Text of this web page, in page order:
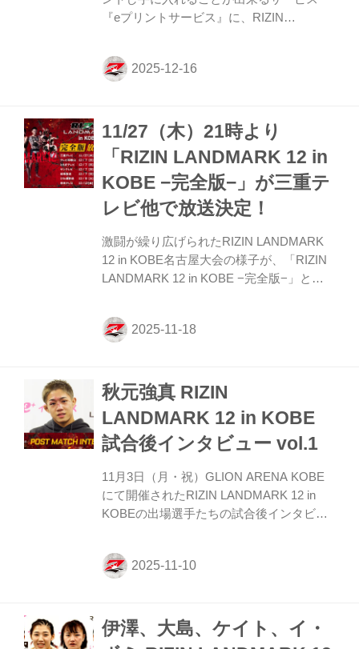
『eプリントサービス』に、RIZIN
種）が新登場！ 是非、お近くのコンビニ
で、様々なコンテンツをプリントしよう！
ラマン撮影による試合写真が写真紙L判、
2L判で印刷可能に！ 販売サイズ / 価格 サイ
ズ 料金 コンテンツ番号 写真紙L判 300円
RZN11000 写真紙2L判 500円 販売方法：ラ
ンダム式 販売期間：2025年12月28日
（日）23:59まで RIZIN LAN...
11/27（木）21時より
「RIZIN LANDMARK 12 in
KOBE −完全版−」が三重テ
レビ他で放送決定！
激闘が繰り広げられたRIZIN LANDMARK
12 in KOBE名古屋大会の様子が、「RIZIN
LANDMARK 12 in KOBE −完全版−」とし
イムで見た方も、見逃してしまった方も、
「RIZIN LANDMARK 12 in KOBE −完全版
11/27(木) 21:00〜21:55 三重テレビ放送
12/7(日) 14:00～14:55 テレビ和歌山
12/7(日) 19:00～19:55 とちぎテレビ
https://www.tochig...
秋元強真 RIZIN
LANDMARK 12 in KOBE
試合後インタビュー vol.1
11月3日（月・祝）GLION ARENA KOBE
にて開催されたRIZIN LANDMARK 12 in
KOBEの出場選手たちの試合後インタビュ
「（今後は）ベルトに近づくグラップラー
とやりたい」 ーー試合後の率直な感想をお
けど最後勝ち切って、会場も爆発してたん
で、言ったことできてよかったかなってい
伊澤、大島、ケイト、イ・